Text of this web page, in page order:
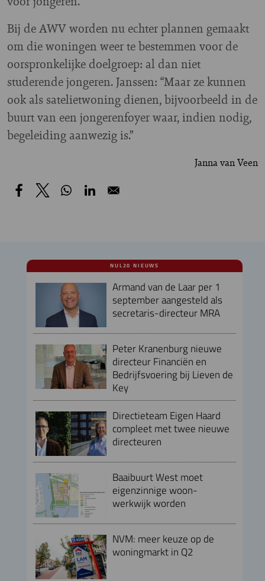
Bij de AWV worden nu echter plannen gemaakt
om die woningen weer te bestemmen voor de
oorspronkelijke doelgroep: al dan niet
studerende jongeren. Janssen: “Maar ze kunnen
ook als satelietwoning dienen, bijvoorbeeld in de
buurt van een jongerenfoyer waar, indien nodig,
begeleiding aanwezig is.”
Janna van Veen
NUL20 NIEUWS
Armand van de Laar per 1
september aangesteld als
secretaris-directeur MRA
Peter Kranenburg nieuwe
directeur Financiën en
Bedrijfsvoering bij Lieven de
Key
Directieteam Eigen Haard
compleet met twee nieuwe
directeuren
Baaibuurt West moet
eigenzinnige woon-
werkwijk worden
NVM: meer keuze op de
woningmarkt in Q2